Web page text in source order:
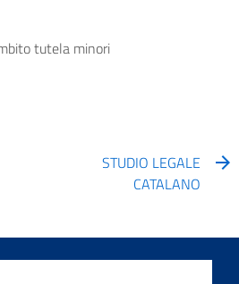
tutela minori
STUDIO LEGALE
CATALANO